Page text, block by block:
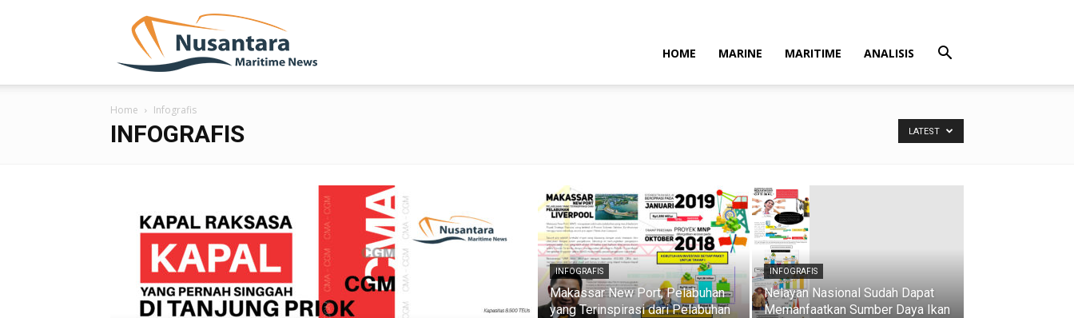
HOME MARINE MARITIME ANALISIS
Home Infografis
INFOGRAFIS LATEST
INFOGRAFIS
Makassar New Port, Pelabuhan
yang Terinspirasi dari Pelabuhan
INFOGRAFIS
Nelayan Nasional Sudah Dapat
Memanfaatkan Sumber Daya Ikan